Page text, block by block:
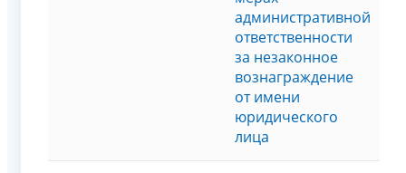
административной
ответственности
за незаконное
вознаграждение
от имени
юридического
лица